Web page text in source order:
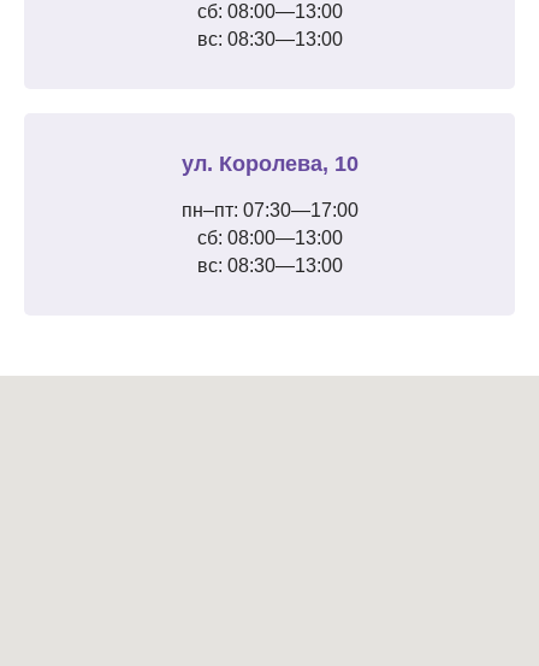
сб: 08:00—13:00
вс: 08:30—13:00
ул. Королева, 10
пн–пт: 07:30—17:00
сб: 08:00—13:00
вс: 08:30—13:00